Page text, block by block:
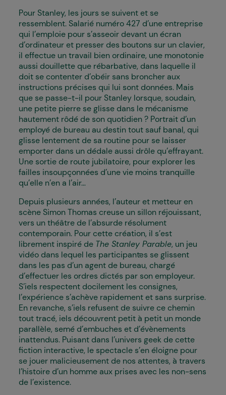
Pour Stanley, les jours se suivent et se
ressemblent. Salarié numéro 427 d’une entreprise
qui l’emploie pour s’asseoir devant un écran
d’ordinateur et presser des boutons sur un clavier,
il effectue un travail bien ordinaire, une monotonie
aussi douillette que rébarbative, dans laquelle il
doit se contenter d’obéir sans broncher aux
instructions précises qui lui sont données. Mais
que se passe-t-il pour Stanley lorsque, soudain,
une petite pierre se glisse dans le mécanisme
hautement rôdé de son quotidien ? Portrait d’un
employé de bureau au destin tout sauf banal, qui
glisse lentement de sa routine pour se laisser
emporter dans un dédale aussi drôle qu’effrayant.
Une sortie de route jubilatoire, pour explorer les
failles insoupçonnées d’une vie moins tranquille
qu’elle n’en a l’air…
Depuis plusieurs années, l’auteur et metteur en
scène Simon Thomas creuse un sillon réjouissant,
vers un théâtre de l’absurde résolument
contemporain. Pour cette création, il s’est
librement inspiré de The Stanley Parable, un jeu
vidéo dans lequel les participant·es se glissent
dans les pas d’un agent de bureau, chargé
d’effectuer les ordres dictés par son employeur.
S’iels respectent docilement les consignes,
l’expérience s’achève rapidement et sans surprise.
En revanche, s’iels refusent de suivre ce chemin
tout tracé, iels découvrent petit à petit un monde
parallèle, semé d’embuches et d’évènements
inattendus. Puisant dans l’univers geek de cette
fiction interactive, le spectacle s’en éloigne pour
se jouer malicieusement de nos attentes, à travers
l’histoire d’un homme aux prises avec les non-sens
de l’existence.